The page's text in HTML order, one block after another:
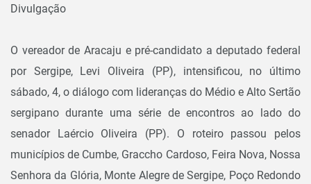
Divulgação
O vereador de Aracaju e pré-candidato a deputado federal
por Sergipe, Levi Oliveira (PP), intensificou, no último
sábado, 4, o diálogo com lideranças do Médio e Alto Sertão
sergipano durante uma série de encontros ao lado do
senador Laércio Oliveira (PP). O roteiro passou pelos
municípios de Cumbe, Graccho Cardoso, Feira Nova, Nossa
Senhora da Glória, Monte Alegre de Sergipe, Poço Redondo